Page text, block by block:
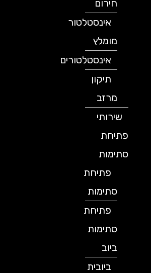
חירום
אינסטלטור
מומלץ
אינסטלטורים
תיקון
מרזב
שירותי
פתיחת
סתימות
פתיחת
סתימות
פתיחת
סתימות
ביובית